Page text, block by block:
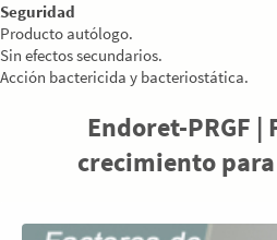
Seguridad
Producto autólogo.
Sin efectos secundarios.
Acción bactericida y bacteriostática.
Endoret-PRGF |
crecimiento